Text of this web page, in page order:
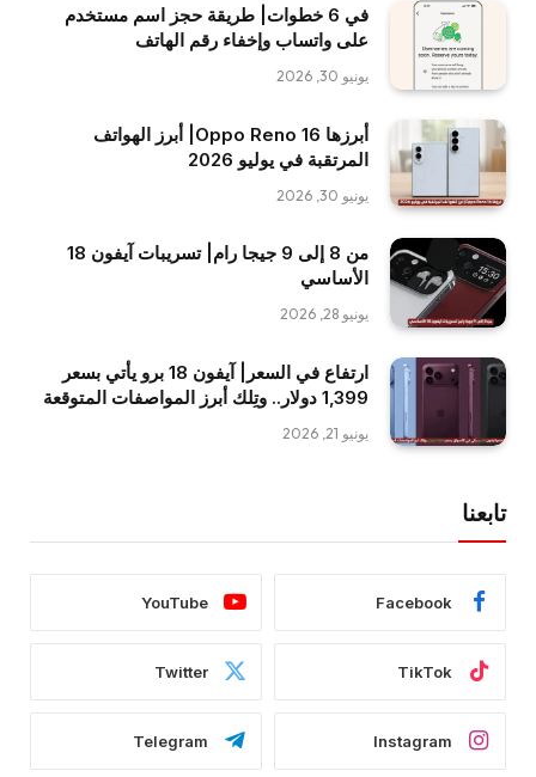
في 6 خطوات| طريقة حجز اسم مستخدم
على واتساب وإخفاء رقم الهاتف
يونيو 30, 2026
أبرزها Oppo Reno 16| أبرز الهواتف
المرتقبة في يوليو 2026
يونيو 30, 2026
من 8 إلى 9 جيجا رام| تسريبات آيفون 18
الأساسي
يونيو 28, 2026
ارتفاع في السعر| آيفون 18 برو يأتي بسعر
1,399 دولار.. وتِلك أبرز المواصفات المتوقعة
يونيو 21, 2026
تابعنا
Facebook
YouTube
TikTok
Twitter
Instagram
Telegram